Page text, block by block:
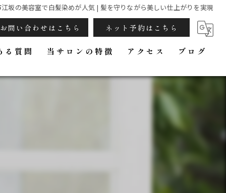
坂の美容室で白髪染めが人気 | 髪を守りながら美しい仕上がりを実現
お問い合わせはこちら ネット予約はこちら
る質問 当サロンの特徴 アクセス ブログ